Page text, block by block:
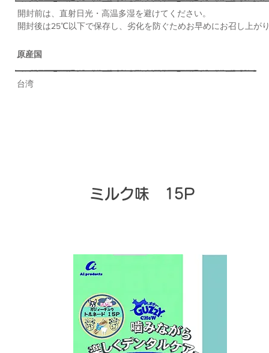
​開封前は、直射日光・高温多湿を避けてください。
開封後は25℃以下で保存し、劣化を防ぐためお早めにお召し上が
​原産国
​台湾
ミルク味 15P